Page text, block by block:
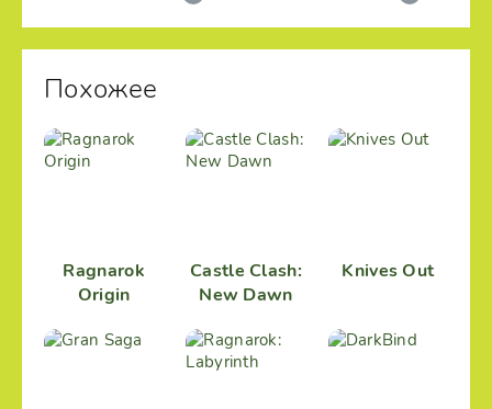
Похожее
Ragnarok
Origin
Castle Clash:
New Dawn
Knives Out